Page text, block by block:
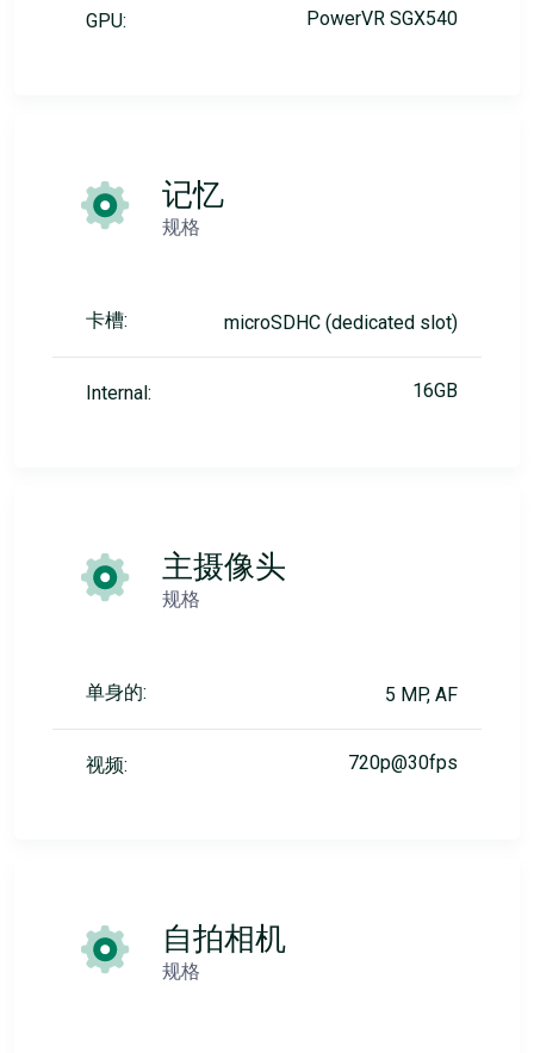
GPU: PowerVR SGX540
记忆
规格
卡槽: microSDHC (dedicated slot)
Internal: 16GB
主摄像头
规格
单身的: 5 MP, AF
视频: 720p@30fps
自拍相机
规格